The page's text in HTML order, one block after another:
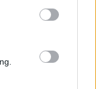
εξέδρες της Arena
συνάντηση με